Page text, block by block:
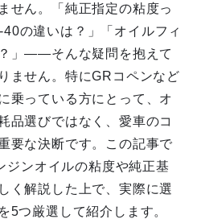
せん。「純正指定の粘度っ
の違いは？」「オイルフィ
」——そんな疑問を抱えて
ません。特にGRコペンなど
乗っている方にとって、オ
品選びではなく、愛車のコ
要な決断です。この記事で
ジンオイルの粘度や純正基
く解説した上で、実際に選
5つ厳選して紹介します。